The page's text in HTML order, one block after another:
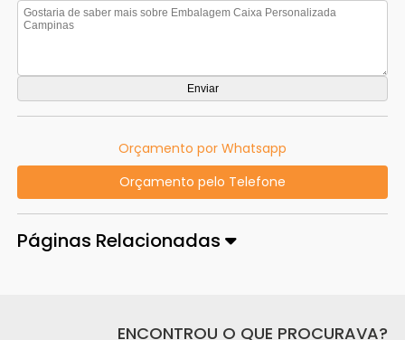
Orçamento por Whatsapp
Orçamento pelo Telefone
Páginas Relacionadas
ENCONTROU O QUE PROCURAVA?